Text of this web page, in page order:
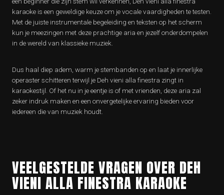
karaoke is een geweldige keuze om je vocale vaardigheden te testen.
Met de juiste instrumentale begeleiding en teksten op het scherm
kun je meezingen met deze prachtige aria en jezelf onderdompelen
in de wereld van klassieke muziek.
Dus haal diep adem, warm je stembanden op en laat je innerlijke
operaster schitteren terwijl je Deh vieni alla finestra zingt in
karaokestijl. Of het nu in je eentje is of met vrienden, deze aria zal
zeker indruk maken en een onvergetelijke ervaring bieden voor
iedereen die van muziek houdt.
VEELGESTELDE VRAGEN OVER DEH
VIENI ALLA FINESTRA KARAOKE